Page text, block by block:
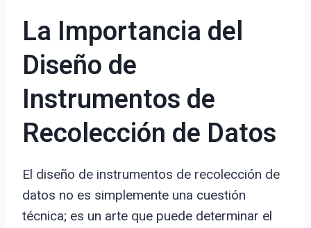
La Importancia del
Diseño de
Instrumentos de
Recolección de Datos
El diseño de instrumentos de recolección de
datos no es simplemente una cuestión
técnica; es un arte que puede determinar el